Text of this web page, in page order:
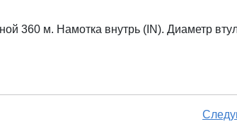
360 м. Намотка внутрь (IN). Диаметр